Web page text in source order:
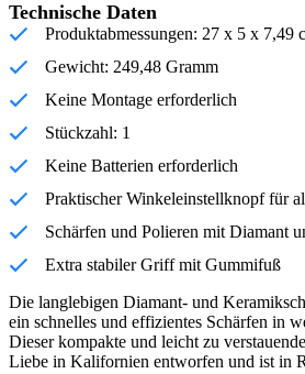
Technische Daten
Produktabmessungen: 27 x 5 x 7,49
Gewicht: 249,48 Gramm
Keine Montage erforderlich
Stückzahl: 1
Keine Batterien erforderlich
Praktischer Winkeleinstellknopf für
Schärfen und Polieren mit Diamant
Extra stabiler Griff mit Gummifuß
Die langlebigen Diamant- und
ein schnelles und effizientes Schärfen in
Dieser kompakte und leicht zu
Liebe in Kalifornien entworfen und ist in